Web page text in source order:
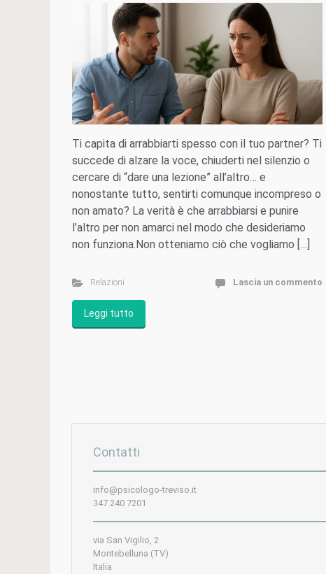
Ti capita di arrabbiarti spesso con il tuo partner? Ti
succede di alzare la voce, chiuderti nel silenzio o
cercare di “dare una lezione” all’altro… e
nonostante tutto, sentirti comunque incompreso o
non amato? La verità è che arrabbiarsi e punire
l’altro per non amarci nel modo che desideriamo
non funziona.Non otteniamo ciò che vogliamo […]
Relazioni Lascia un commento
Leggi tutto
Contatti
info@psicologo-treviso.it
347 240 7201
via San Vigilio, 2
Montebelluna (TV)
Italia